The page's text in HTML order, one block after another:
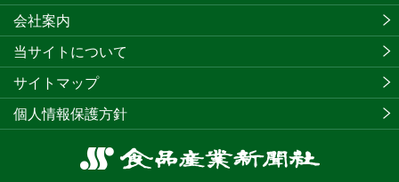
食
会社案内
当サイトについて
サイトマップ
個人情報保護方針